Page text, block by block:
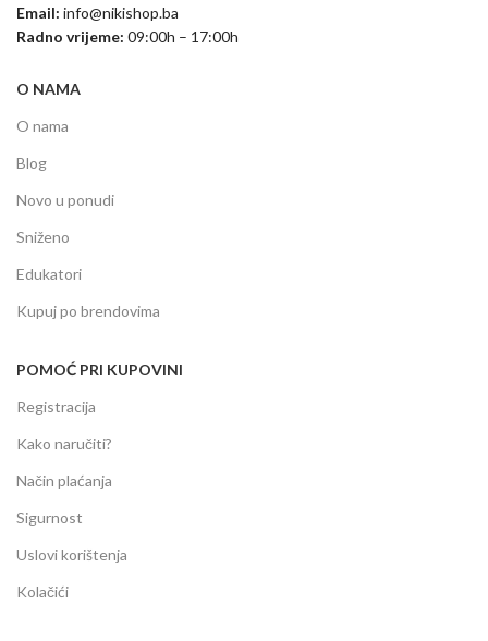
Email: info@nikishop.ba
Radno vrijeme: 09:00h – 17:00h
O NAMA
O nama
Blog
Novo u ponudi
Sniženo
Edukatori
Kupuj po brendovima
POMOĆ PRI KUPOVINI
Registracija
Kako naručiti?
Način plaćanja
Sigurnost
Uslovi korištenja
Kolačići